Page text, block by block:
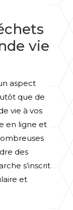
vie
aspect
que de
vie à vos
en ligne et
des
s’inscrit
et